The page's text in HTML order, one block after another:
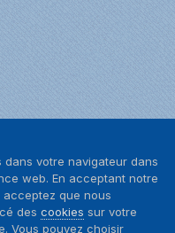
votre navigateur dans
web. En acceptant notre
que nous
des cookies sur votre
Vous pouvez choisir